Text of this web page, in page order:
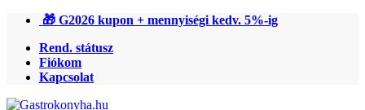
Ugrás
navigációhoz
Ugrás
tartalomra
🎁 G2026 kupon + mennyiségi kedv. 5%-ig
Rend. státusz
Fiókom
Kapcsolat